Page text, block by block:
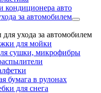
кондиционера авто
за автомобилем
для ухода за автомобилем
для мойки
сушки, микрофибры
бумага в рулонах
для снега